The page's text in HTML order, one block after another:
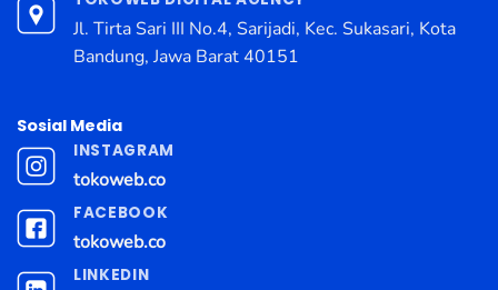
Jl. Tirta Sari III No.4, Sarijadi, Kec. Sukasari, Kota
Bandung, Jawa Barat 40151
Sosial Media
INSTAGRAM
tokoweb.co
FACEBOOK
tokoweb.co
LINKEDIN